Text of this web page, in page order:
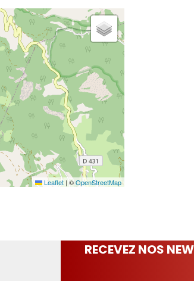
Leaflet |©OpenStreetMap
RECEVEZ NOS